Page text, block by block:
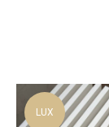
LUX